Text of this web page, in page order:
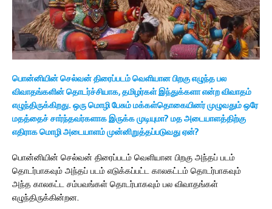
பொன்னியின் செல்வன் திரைப்படம் வெளியான பிறகு எழுந்த பல
விவாதங்களின் தொடர்ச்சியாக, தமிழர்கள் இந்துக்களா என்ற விவாதம்
எழுந்திருக்கிறது. ஒரு மொழி பேசும் மக்கள்தொகையினர் முழுவதும் ஒரே
மதத்தைச் சார்ந்தவர்களாக இருக்க முடியுமா? மத அடையாளத்திற்கு
எதிராக மொழி அடையாளம் முன்னிறுத்தப்படுவது ஏன்?
பொன்னியின் செல்வன் திரைப்படம் வெளியான பிறகு அந்தப் படம்
தொடர்பாகவும் அந்தப் படம் எடுக்கப்பட்ட காலகட்டம் தொடர்பாகவும்
அந்த காலகட்ட சம்பவங்கள் தொடர்பாகவும் பல விவாதங்கள்
எழுந்திருக்கின்றன.